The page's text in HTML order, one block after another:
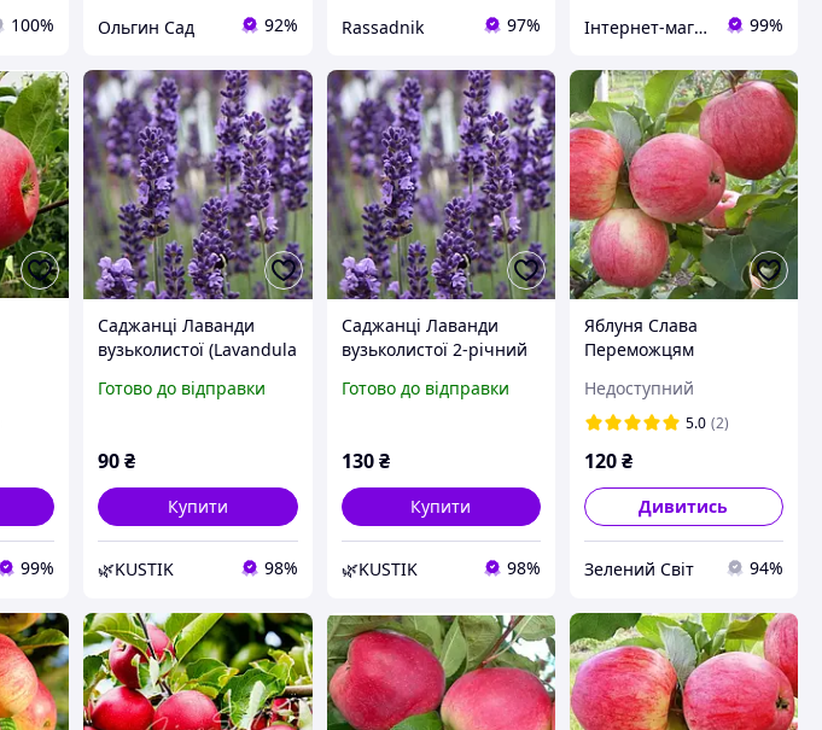
100% Ольгин Сад 92% Rassadnik 97% Інтернет-магазин "Магазин Рослин" Власне Виробництво🌱 99%
99%
Саджанці Лаванди
вузьколистої (Lavandula
Готово до відправки
90₴
Купити
🌿KUSTIK 98%
Саджанці Лаванди
вузьколистої 2-річний
Готово до відправки
130 ₴
Купити
🌿KUSTIK 98%
Яблуня Слава
Переможцям
Недоступний
5.0 (2)
120₴
Дивитись
Зелений Світ 94%